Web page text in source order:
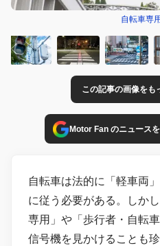
自転車専
この記事の画像をも
Motor Fan のニュース
自転車は法的に「軽車両
に従う必要がある。しか
専用」や「歩行者・自転
信号機を見かけることも